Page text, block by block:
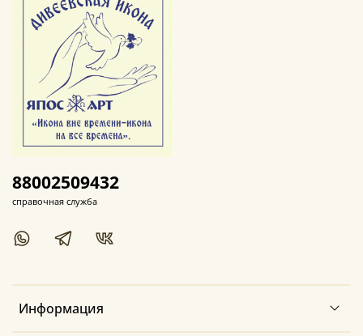
Информация
88002509432
справочная служба